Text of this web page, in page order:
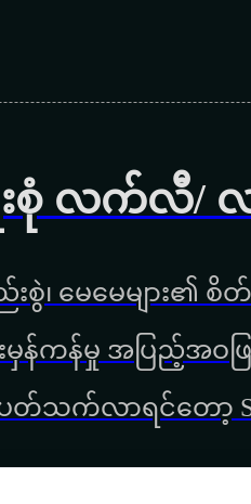
းစုံ လက်လီ/
၊ မေမေများ၏ စိ
နှုန်းမှန်ကန်မှု အပြည့်
ပတ်သက်လာရင်တော့